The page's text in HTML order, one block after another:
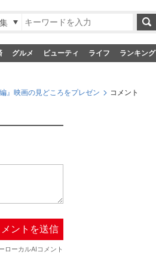
グルメ ビューティ ライフ ランキング
』映画の見どころをプレゼン コメント